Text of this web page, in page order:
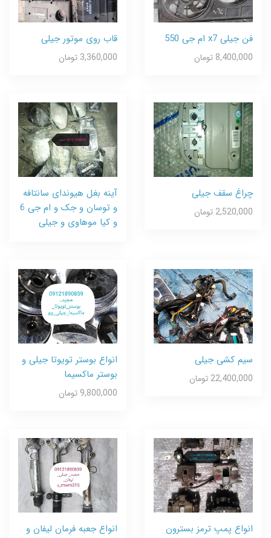
فن جیلی x7 ام جی 550
8,400,000 تومان
قاب روی موتور جیلی
3,360,000 تومان
چراغ سقف جیلی
2,520,000 تومان
آینه بغل هیوندای سانتافه
و توسان و جک و ام جی 6
و کیا موهاوی و جیلی
سیم کشی جیلی
22,400,000 تومان
انواع بوستر تویوتا جیلی و
بوستر ماکسیما
9,800,000 تومان
انواع پمپ ترمز بسترون
انواع جعبه فرمان لیفان و